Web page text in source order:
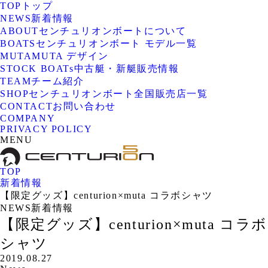
TOP トップ
NEWS新着情報
ABOUTセンチュリオンボートについて
BOATS センチュリオンボート モデル一覧
MUTAMUTA デザイン
STOCK BOATs中古艇・新艇販売情報
TEAMチーム紹介
SHOPセンチュリオンボート全国販売店一覧
CONTACTお問い合わせ
COMPANY
PRIVACY POLICY
MENU
TOP
新着情報
【限定グッズ】centurion×muta コラボシャツ
NEWS新着情報
【限定グッズ】centurion×muta コラボ
シャツ
2019.08.27